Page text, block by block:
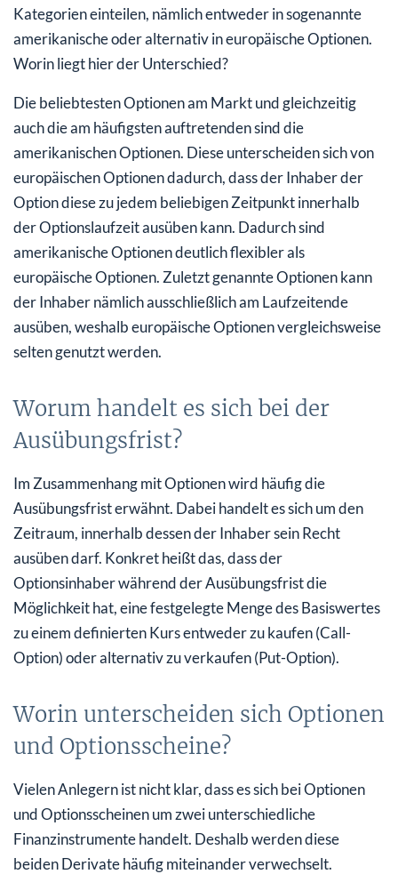
Kategorien einteilen, nämlich entweder in sogenannte
amerikanische oder alternativ in europäische Optionen.
Worin liegt hier der Unterschied?
Die beliebtesten Optionen am Markt und gleichzeitig
auch die am häufigsten auftretenden sind die
amerikanischen Optionen. Diese unterscheiden sich von
europäischen Optionen dadurch, dass der Inhaber der
Option diese zu jedem beliebigen Zeitpunkt innerhalb
der Optionslaufzeit ausüben kann. Dadurch sind
amerikanische Optionen deutlich flexibler als
europäische Optionen. Zuletzt genannte Optionen kann
der Inhaber nämlich ausschließlich am Laufzeitende
ausüben, weshalb europäische Optionen vergleichsweise
selten genutzt werden.
Worum handelt es sich bei der
Ausübungsfrist?
Im Zusammenhang mit Optionen wird häufig die
Ausübungsfrist erwähnt. Dabei handelt es sich um den
Zeitraum, innerhalb dessen der Inhaber sein Recht
ausüben darf. Konkret heißt das, dass der
Optionsinhaber während der Ausübungsfrist die
Möglichkeit hat, eine festgelegte Menge des Basiswertes
zu einem definierten Kurs entweder zu kaufen (Call-
Option) oder alternativ zu verkaufen (Put-Option).
Worin unterscheiden sich Optionen
und Optionsscheine?
Vielen Anlegern ist nicht klar, dass es sich bei Optionen
und Optionsscheinen um zwei unterschiedliche
Finanzinstrumente handelt. Deshalb werden diese
beiden Derivate häufig miteinander verwechselt.